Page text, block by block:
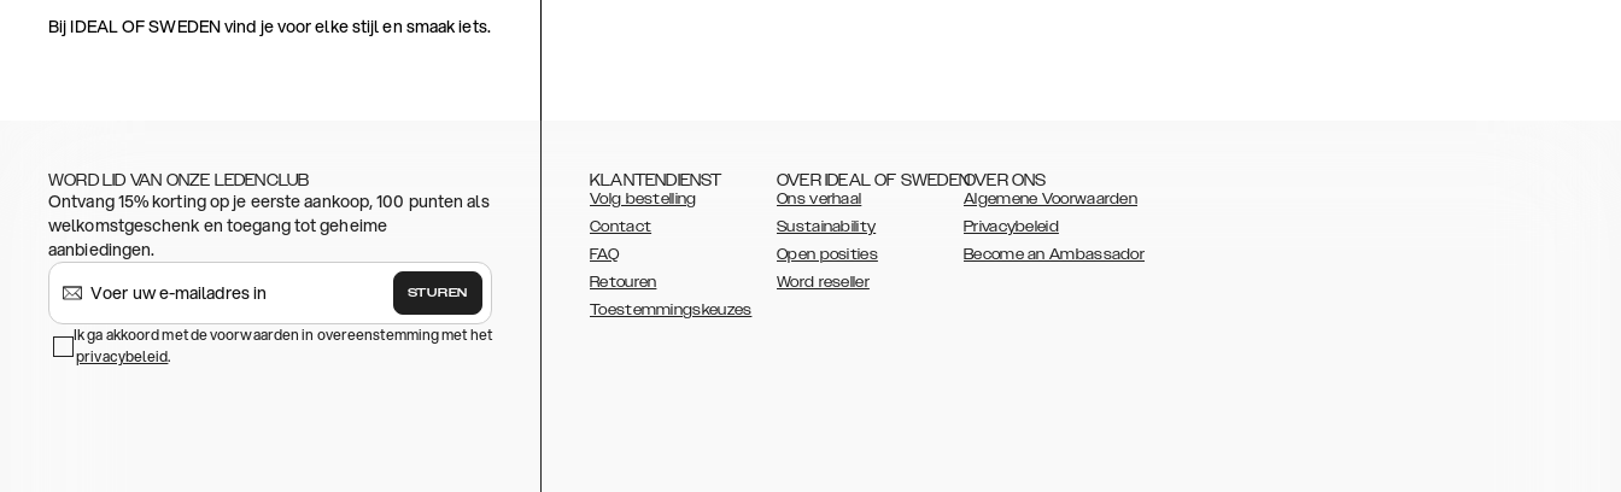
Bij IDEAL OF SWEDEN vind je voor elke stijl en smaak iets.
WORD LID VAN ONZE LEDENCLUB
Ontvang 15% korting op je eerste aankoop, 100 punten als
welkomstgeschenk en toegang tot geheime
aanbiedingen.
STUREN
Ik ga akkoord met de voorwaarden in overeenstemming met het
privacybeleid.
KLANTENDIENST
Volg bestelling
Contact
FAQ
Retouren
Toestemmingskeuzes
OVER IDEAL OF SWEDEN
Ons verhaal
Sustainability
Open posities
Word reseller
OVER ONS
Algemene Voorwaarden
Privacybeleid
Become an Ambassador
AUSTRALIA